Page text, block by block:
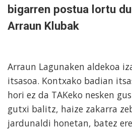
bigarren postua lortu
Arraun Klubak
Arraun Lagunaken aldekoa
itsasoa. Kontxako badian
hori ez da TAKeko nesken
gutxi balitz, haize zakarra
jardunaldi honetan, batez